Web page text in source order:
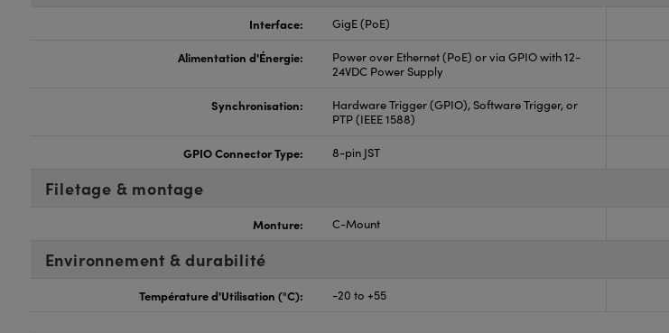
Interface: GigE (PoE)
Alimentation d'Énergie:
Power over Ethernet (PoE) or via GPIO with 12-
24VDC Power Supply
Synchronisation:
Hardware Trigger (GPIO), Software Trigger, or
PTP (IEEE 1588)
GPIO Connector Type: 8-pin JST
Filetage & montage
Monture: C-Mount
Environnement & durabilité
Température d'Utilisation (°C): -20 to +55